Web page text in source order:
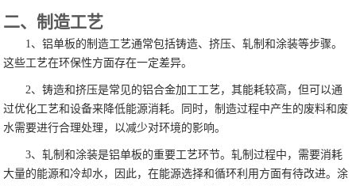
二、制造工艺
1、铝单板的制造工艺通常包括铸造、挤压、轧制和涂装等步骤。
这些工艺在环保性方面存在一定差异。
2、铸造和挤压是常见的铝合金加工工艺，其能耗较高，但可以通
过优化工艺和设备来降低能源消耗。同时，制造过程中产生的废料和废
水需要进行合理处理，以减少对环境的影响。
3、轧制和涂装是铝单板的重要工艺环节。轧制过程中，需要消耗
大量的能源和冷却水，因此，在能源选择和循环利用方面有待改进。涂